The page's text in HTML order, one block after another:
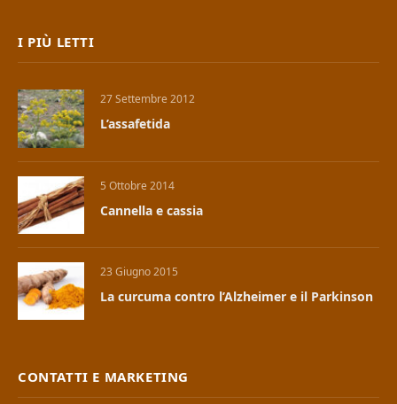
I PIÙ LETTI
27 Settembre 2012
L’assafetida
5 Ottobre 2014
Cannella e cassia
23 Giugno 2015
La curcuma contro l’Alzheimer e il Parkinson
CONTATTI E MARKETING